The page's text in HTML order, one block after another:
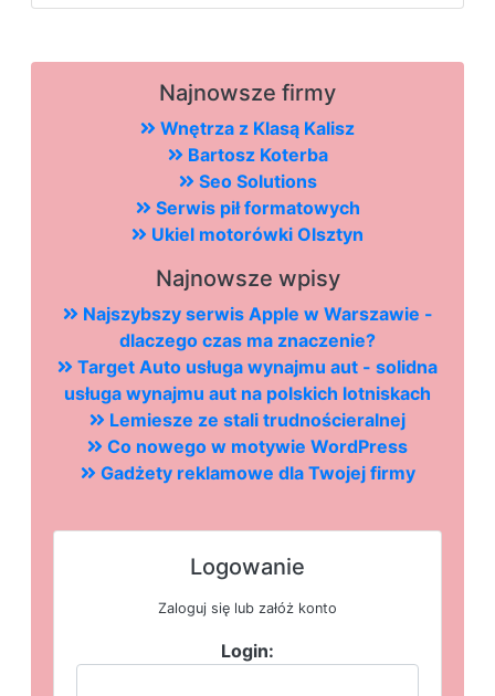
Najnowsze firmy
Wnętrza z Klasą Kalisz
Bartosz Koterba
Seo Solutions
Serwis pił formatowych
Ukiel motorówki Olsztyn
Najnowsze wpisy
Najszybszy serwis Apple w Warszawie -
dlaczego czas ma znaczenie?
Target Auto usługa wynajmu aut - solidna
usługa wynajmu aut na polskich lotniskach
Lemiesze ze stali trudnościeralnej
Co nowego w motywie WordPress
Gadżety reklamowe dla Twojej firmy
Logowanie
Zaloguj się lub załóż konto
Login: